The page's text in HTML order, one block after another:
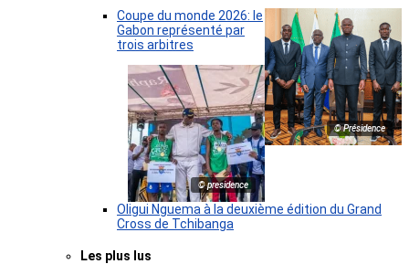
© Présidence
Coupe du monde 2026: le
Gabon représenté par
trois arbitres
© presidence
Oligui Nguema à la deuxième édition du Grand
Cross de Tchibanga
Les plus lus